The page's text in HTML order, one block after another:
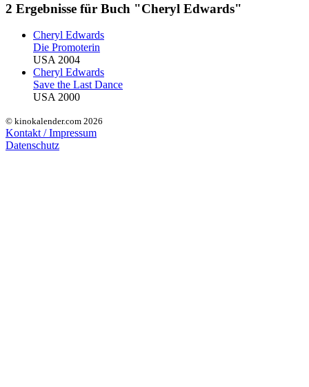
2 Ergebnisse für Buch "Cheryl Edwards"
Cheryl Edwards
Die Promoterin
USA 2004
Cheryl Edwards
Save the Last Dance
USA 2000
© kinokalender.com 2026
Kontakt / Impressum
Datenschutz